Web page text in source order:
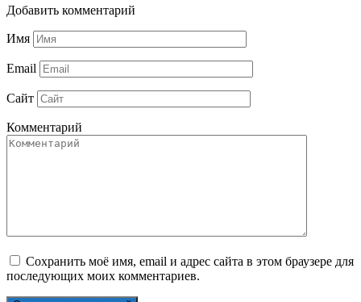
Добавить комментарий
Имя
Email
Сайт
Комментарий
Сохранить моё имя, email и адрес сайта в этом браузере для
последующих моих комментариев.